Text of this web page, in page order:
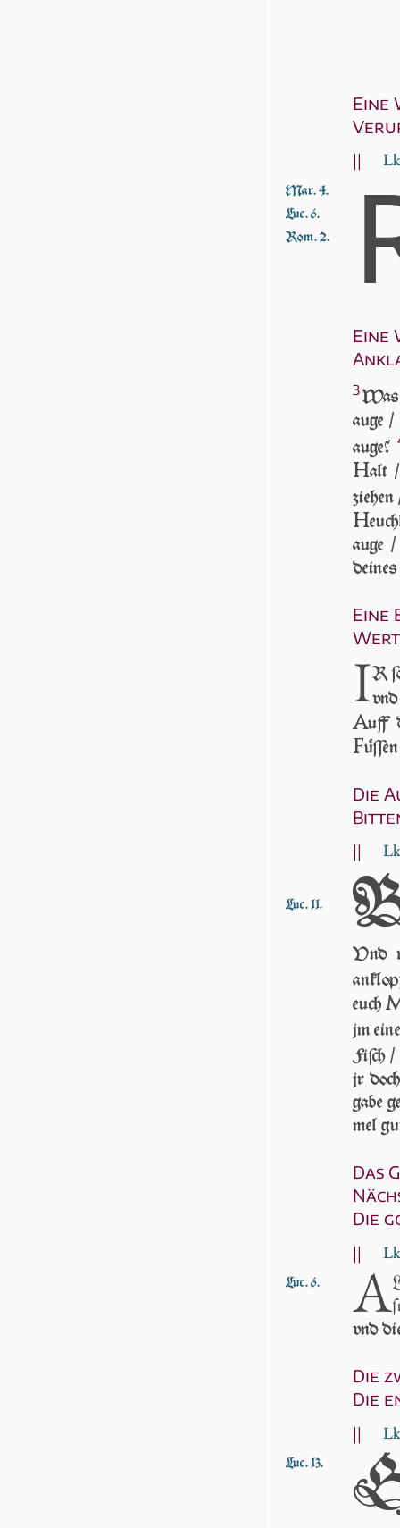
Eine
||
Mar. 4.
Luc. 6.
Rom. 2.
Eine
3
auge
auge?
Halt
H
auge
Eine
Luc. 11.
IR
Auff
F
Die
||
Vnd
euch
jm
Fiſch /
jr
gabe
mel
Das
Die
||
Luc. 6. A
vnd
Die
Die
||
Luc. 13.